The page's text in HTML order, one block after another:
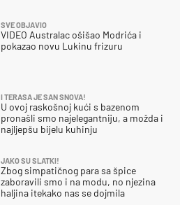
SVE OBJAVIO
VIDEO Australac ošišao Modrića i
pokazao novu Lukinu frizuru
I TERASA JE SAN SNOVA!
U ovoj raskošnoj kući s bazenom
pronašli smo najelegantniju, a možda i
najljepšu bijelu kuhinju
JAKO SU SLATKI!
Zbog simpatičnog para sa špice
zaboravili smo i na modu, no njezina
haljina itekako nas se dojmila